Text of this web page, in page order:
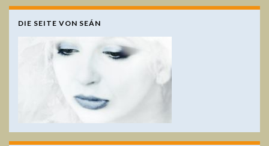
DIE SEITE VON SEÁN